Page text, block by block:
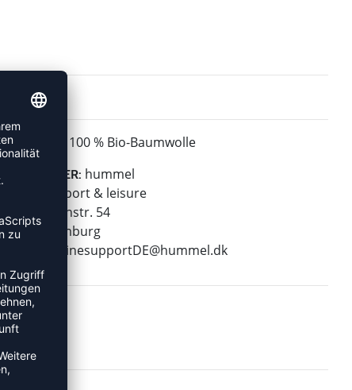
MATERIAL: 100 % Bio-Baumwolle
HERSTELLER: hummel
hummel sport & leisure
Leverkusenstr. 54
22761 Hamburg
onlinesupportDE@hummel.dk